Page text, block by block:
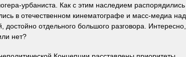
урбаниста. Как с этим наследием распорядились
в отечественном кинематографе и масс-медиа над
отдельного большого разговора. Интересно,
нет?